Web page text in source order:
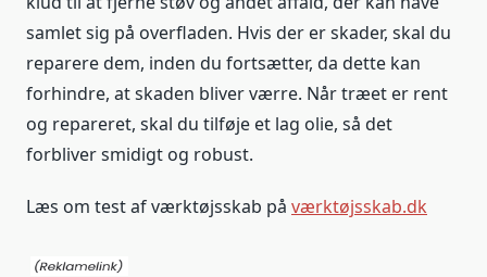
samlet sig på overfladen. Hvis der er skader, skal du
reparere dem, inden du fortsætter, da dette kan
forhindre, at skaden bliver værre. Når træet er rent
og repareret, skal du tilføje et lag olie, så det
forbliver smidigt og robust.
Læs om test af værktøjsskab på værktøjsskab.dk